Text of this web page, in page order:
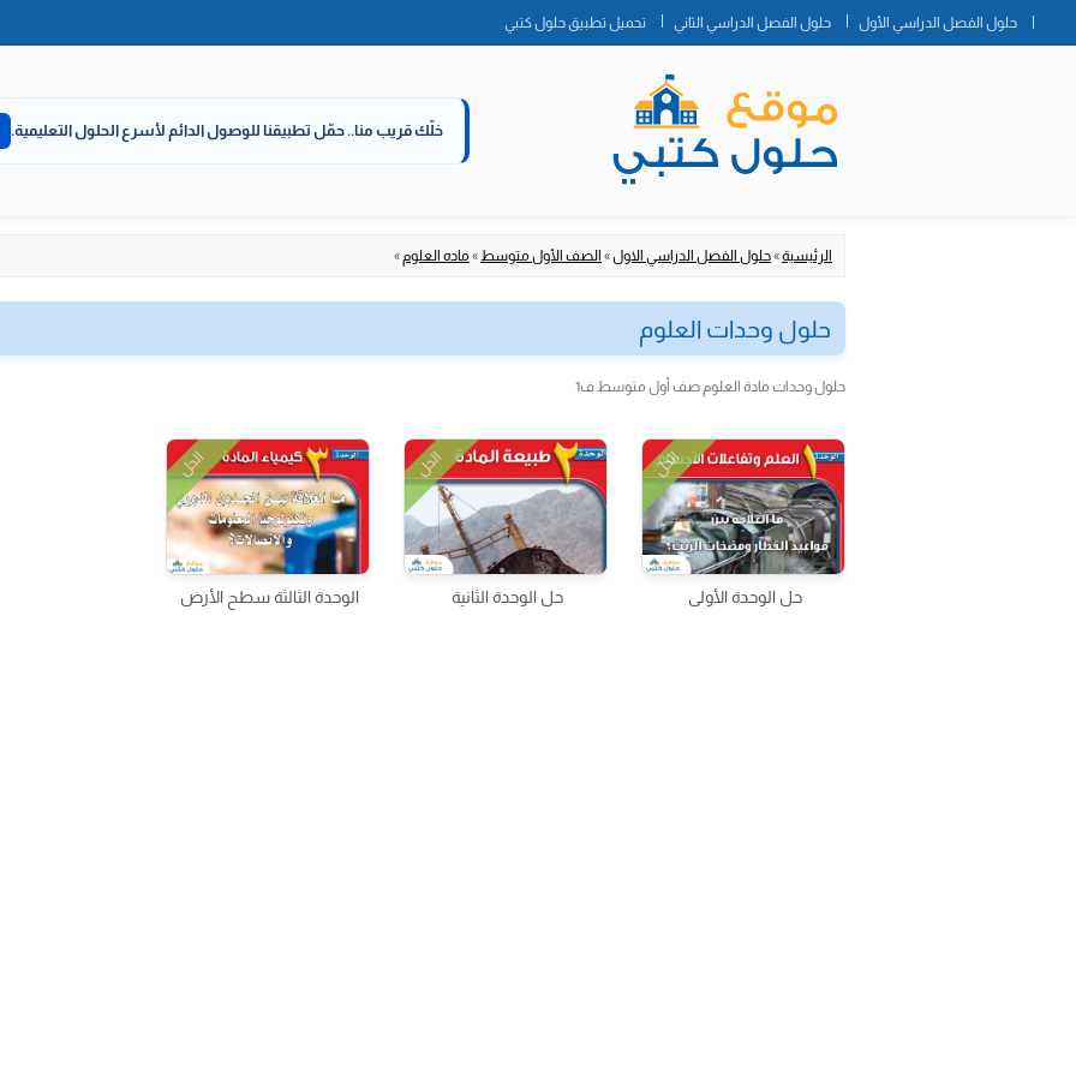
حلول الفصل الدراسي الأول حلول الفصل الدراسي الثاني تحميل تطبيق حلول كتبي
خلّك قريب منا.. حمّل تطبيقنا للوصول الدائم لأسرع الحلول التعليمية.
الرئيسية»حلول الفصل الدراسي الاول» الصف الأول متوسط» ماده العلوم »
حلول وحدات العلوم
حلول وحدات مادة العلوم صف أول متوسط ف1
الحل
حل الوحدة الأولى
الحل
حل الوحدة الثانية
الحل
الوحدة الثالثة سطح الأرض